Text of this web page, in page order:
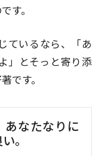
す。
ているなら、「あ
」とそっと寄り添
です。
あなたなりに
。